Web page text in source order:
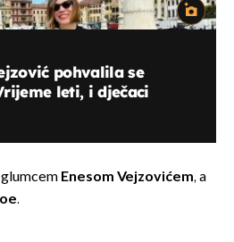
pohvalila se
leti, i dječaci
Enesom Vejzovićem, a
.